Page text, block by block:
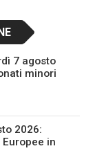
7 agosto
minori
2026:
in